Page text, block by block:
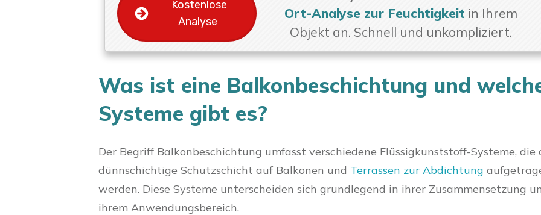
Kostenlose
Analyse
Ort-Analyse zur Feuchtigkeit in Ihrem
Objekt an. Schnell und unkompliziert.
Was ist eine Balkonbeschichtung und
Systeme gibt es?
Der Begriff Balkonbeschichtung umfasst verschiedene Flüssigkunststoff-Systeme, die
dünnschichtige Schutzschicht auf Balkonen und Terrassen zur Abdichtung
werden. Diese Systeme unterscheiden sich grundlegend in ihrer Zusammensetzung
ihrem Anwendungsbereich.